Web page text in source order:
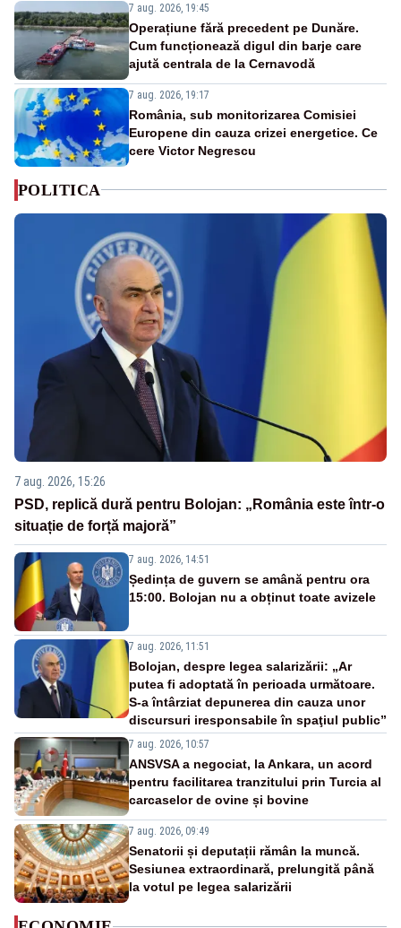
7 aug. 2026, 19:45
Operațiune fără precedent pe Dunăre.
Cum funcționează digul din barje care
ajută centrala de la Cernavodă
7 aug. 2026, 19:17
România, sub monitorizarea Comisiei
Europene din cauza crizei energetice. Ce
cere Victor Negrescu
POLITICA
7 aug. 2026, 15:26
PSD, replică dură pentru Bolojan: „România este într-o
situație de forță majoră”
7 aug. 2026, 14:51
Ședința de guvern se amână pentru ora
15:00. Bolojan nu a obținut toate avizele
7 aug. 2026, 11:51
Bolojan, despre legea salarizării: „Ar
putea fi adoptată în perioada următoare.
S-a întârziat depunerea din cauza unor
discursuri iresponsabile în spaţiul public”
7 aug. 2026, 10:57
ANSVSA a negociat, la Ankara, un acord
pentru facilitarea tranzitului prin Turcia al
carcaselor de ovine și bovine
7 aug. 2026, 09:49
Senatorii și deputații rămân la muncă.
Sesiunea extraordinară, prelungită până
la votul pe legea salarizării